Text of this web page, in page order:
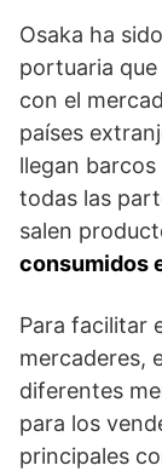
Osaka ha
portuaria
con el
países
llegan
todas las
salen
consumidos
Para facilitar
mercaderes,
diferentes
para los
principales